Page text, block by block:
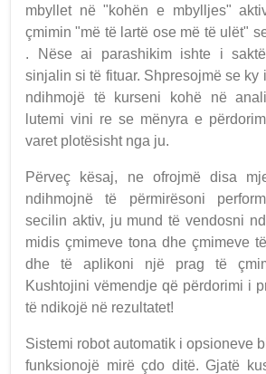
mbyllet në "kohën e mbylljes"
çmimin "më të lartë ose më të ulët"
. Nëse ai parashikim ishte i
sinjalin si të fituar. Shpresojmë se ky
ndihmojë të kurseni kohë në
lutemi vini re se mënyra e
varet plotësisht nga ju.
Përveç kësaj, ne ofrojmë disa
ndihmojnë të përmirësoni
secilin aktiv, ju mund të vendosni
midis çmimeve tona dhe çmimeve
dhe të aplikoni një prag të
Kushtojini vëmendje që përdorimi i
të ndikojë në rezultatet!
Sistemi robot automatik i opsioneve
funksionojë mirë çdo ditë. Gjatë